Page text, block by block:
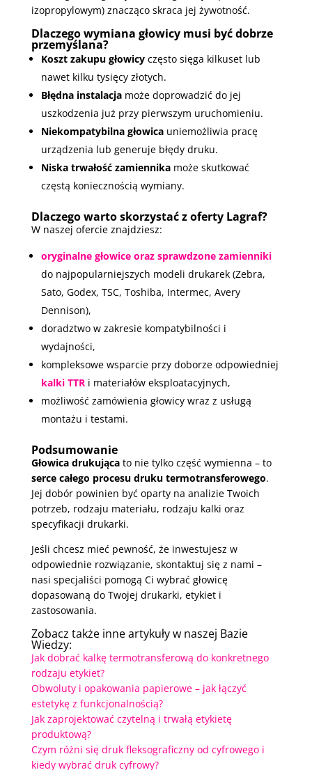
izopropylowym) znacząco skraca jej żywotność.
Dlaczego wymiana głowicy musi być dobrze
przemyślana?
Koszt zakupu głowicyczęsto sięga kilkuset lub
nawet kilku tysięcy złotych.
Błędna instalacjamoże doprowadzić do jej
uszkodzenia już przy pierwszym uruchomieniu.
Niekompatybilna głowicauniemożliwia pracę
urządzenia lub generuje błędy druku.
Niska trwałość zamiennikamoże skutkować
częstą koniecznością wymiany.
Dlaczego warto skorzystać z oferty Lagraf?
W naszej ofercie znajdziesz:
oryginalne głowice oraz sprawdzone zamienniki
do najpopularniejszych modeli drukarek (Zebra,
Sato, Godex, TSC, Toshiba, Intermec, Avery
Dennison),
doradztwo w zakresie kompatybilności i
wydajności,
kompleksowe wsparcie przy doborze odpowiedniej
kalki TTR i materiałów eksploatacyjnych,
możliwość zamówienia głowicy wraz z usługą
montażu i testami.
Podsumowanie
Głowica drukującato nie tylko część wymienna – to
serce całego procesu druku termotransferowego.
Jej dobór powinien być oparty na analizie Twoich
potrzeb, rodzaju materiału, rodzaju kalki oraz
specyfikacji drukarki.
Jeśli chcesz mieć pewność, że inwestujesz w
odpowiednie rozwiązanie, skontaktuj się z nami –
nasi specjaliści pomogą Ci wybrać głowicę
dopasowaną do Twojej drukarki, etykiet i
zastosowania.
Zobacz także inne artykuły w naszej Bazie
Wiedzy:
Jak dobrać kalkę termotransferową do konkretnego
rodzaju etykiet?
Obwoluty i opakowania papierowe – jak łączyć
estetykę z funkcjonalnością?
Jak zaprojektować czytelną i trwałą etykietę
produktową?
Czym różni się druk fleksograficzny od cyfrowego i
kiedy wybrać druk cyfrowy?